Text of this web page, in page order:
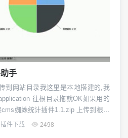
手
到网站目录我这里是本地搭建的,我
往根目录拖就OK如果用的
蜘蛛统计插件1.1.zip 上传到根目
完第2步完成后 就登录后台然后在
插件下载 2498